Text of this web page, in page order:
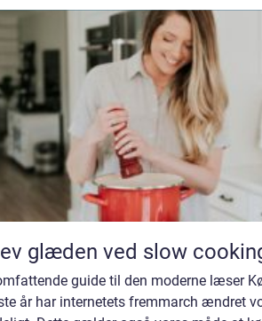
glæden ved slow
guide til den moderne læser
år har internetets fremmarch ændret